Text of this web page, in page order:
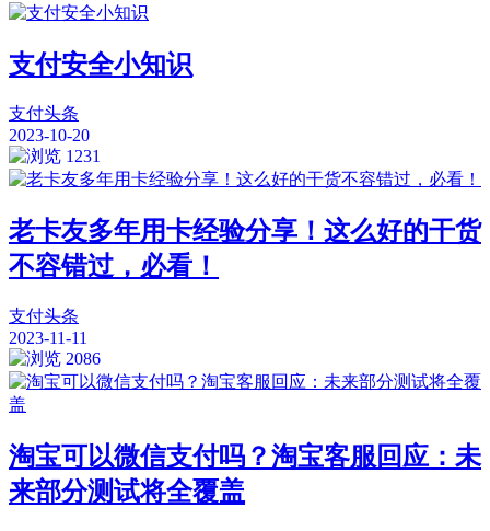
支付安全小知识
支付头条
2023-10-20
1231
老卡友多年用卡经验分享！这么好的干货
不容错过，必看！
支付头条
2023-11-11
2086
淘宝可以微信支付吗？淘宝客服回应：未
来部分测试将全覆盖